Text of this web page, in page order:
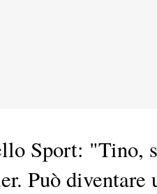
Sport: "Tino,
Può diventare